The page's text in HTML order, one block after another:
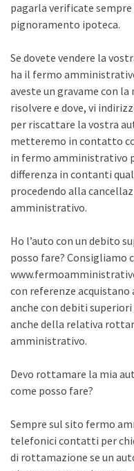
pagarla verificate
pignoramento ipoteca.
Se dovete vendere la
ha il fermo
aveste un gravame con
risolvere e dove, vi
per riscattare la vostra
metteremo in contatto
in fermo amministrativo
differenza in contanti
procedendo alla
amministrativo.
Ho l’auto con un debito
posso fare? Consigliamo
con referenze
anche con debiti
anche della relativa
amministrativo.
Devo rottamare la mia
come posso fare?
Sempre sul sito fermo
telefonici contatti per
di rottamazione se un